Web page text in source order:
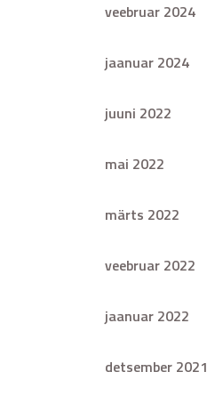
veebruar 2024
jaanuar 2024
juuni 2022
mai 2022
märts 2022
veebruar 2022
jaanuar 2022
detsember 2021